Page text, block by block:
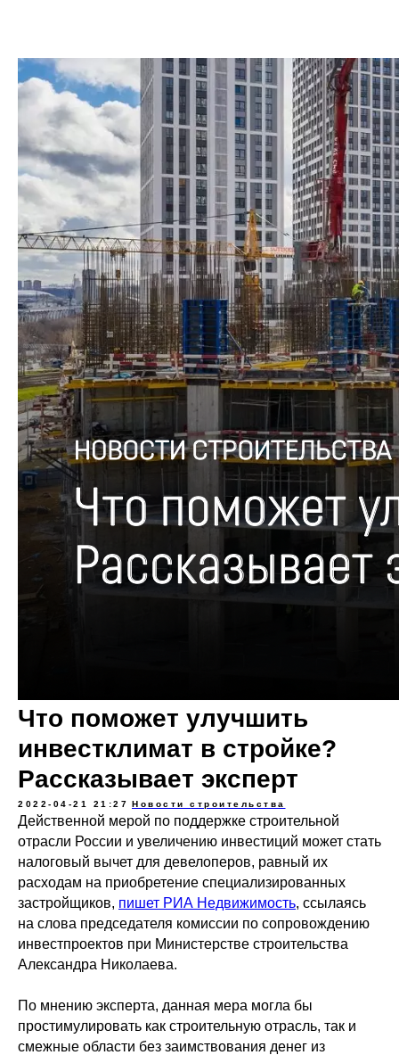
Что поможет улучшить
инвестклимат в стройке?
Рассказывает эксперт
2022-04-21 21:27 Новости строительства
Действенной мерой по поддержке строительной
отрасли России и увеличению инвестиций может стать
налоговый вычет для девелоперов, равный их
расходам на приобретение специализированных
застройщиков, пишет РИА Недвижимость, ссылаясь
на слова председателя комиссии по сопровождению
инвестпроектов при Министерстве строительства
Александра Николаева.
По мнению эксперта, данная мера могла бы
простимулировать как строительную отрасль, так и
смежные области без заимствования денег из